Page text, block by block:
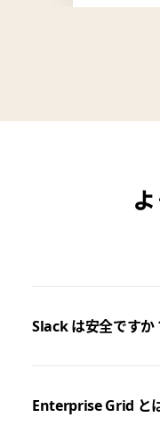
Slack は安全ですか
Enterprise Grid と